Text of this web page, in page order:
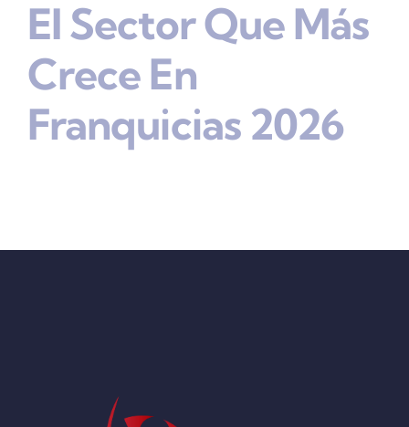
El Sector Que Más
Crece En
Franquicias 2026